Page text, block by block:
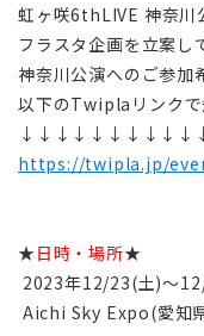
虹ヶ咲6thLIVE 神奈川
フラスタ企画を立案し
神奈川公演へのご参加
以下のTwiplaリンクで
https://twipla.jp/
★ 日時・場所★
2023年12/23(土)～
Aichi Sky Expo(愛知